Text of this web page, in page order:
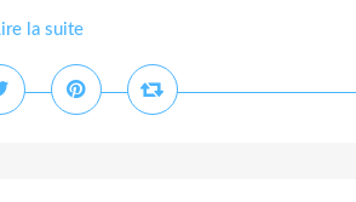
la suite